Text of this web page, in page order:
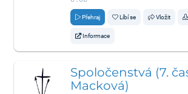
Přehraj Líbí se Vložit
Informace
Spoločenstvá (7.
Macková)